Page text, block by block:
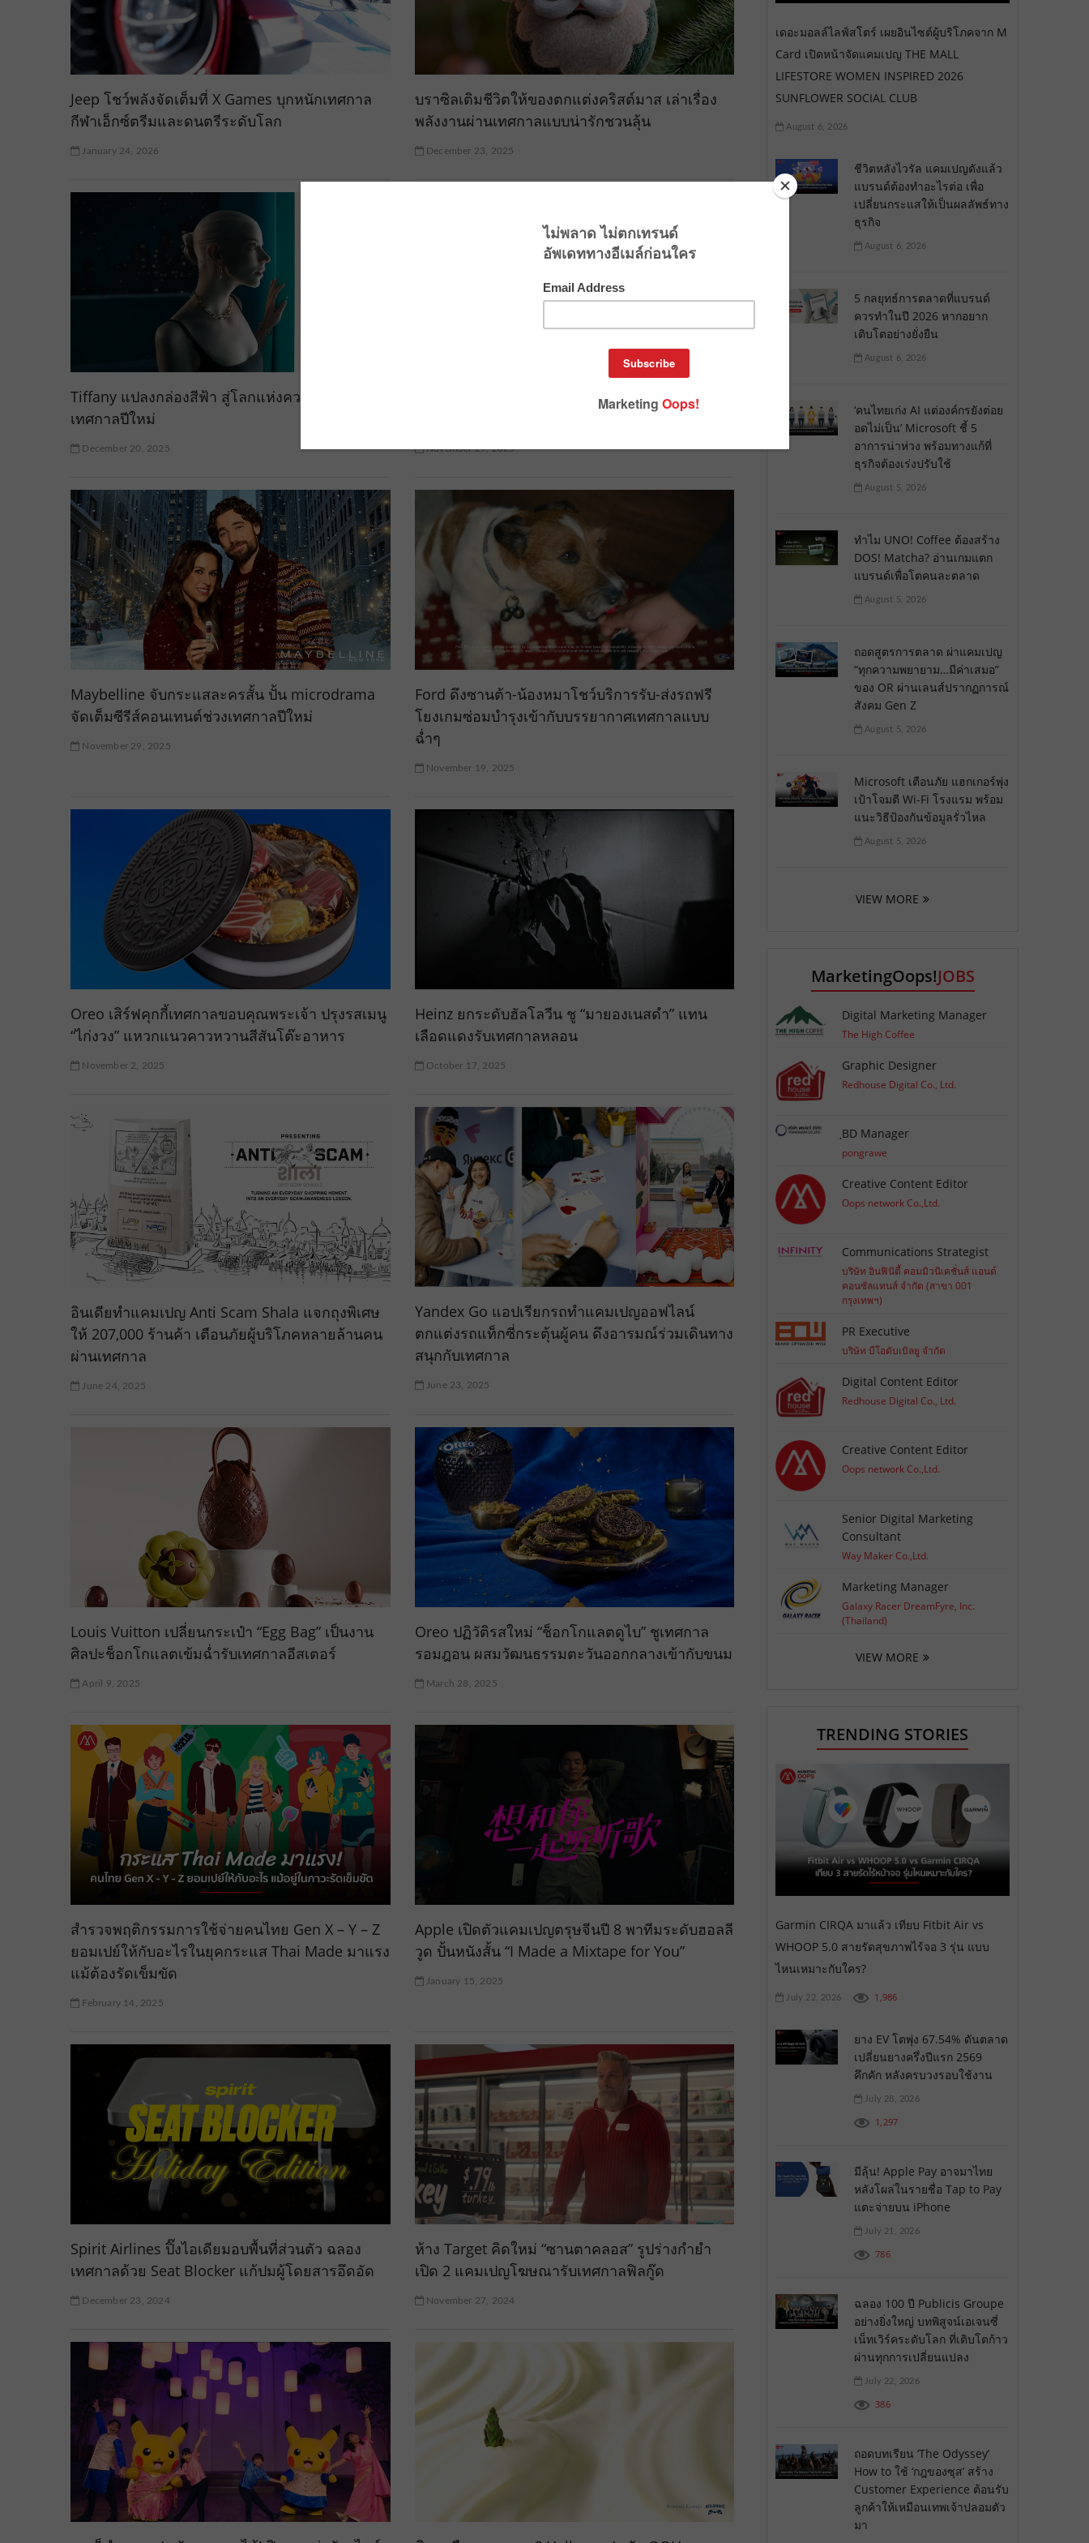
Jeep โชว์พลังจัดเต็มที่ X Games บุกหนักเทศกาล
กีฬาเอ็กซ์ตรีมและดนตรีระดับโลก
January 24, 2026
บราซิลเติมชีวิตให้ของตกแต่งคริสต์มาส เล่าเรื่อง
พลังงานผ่านเทศกาลแบบน่ารักชวนลุ้น
December 23, 2025
Tiffany แปลงกล่องสีฟ้า สู่โลกแห่งความรักใน
เทศกาลปีใหม่
December 20, 2025
Uber เปิดตัวโฆษณาเทศกาลปลายปีระดับประเทศ
November 29, 2025
Maybelline จับกระแสละครสั้น ปั้น microdrama
จัดเต็มซีรีส์คอนเทนต์ช่วงเทศกาลปีใหม่
November 29, 2025
Ford ดึงซานต้า-น้องหมาโชว์บริการรับ-ส่งรถฟรี
โยงเกมซ่อมบำรุงเข้ากับบรรยากาศเทศกาลแบบ
ฉ่ำๆ
November 19, 2025
Oreo เสิร์ฟคุกกี้เทศกาลขอบคุณพระเจ้า ปรุงรสเมนู
“ไก่งวง” แหวกแนวคาวหวานสีสันโต๊ะอาหาร
November 2, 2025
Heinz ยกระดับฮัลโลวีน ชู “มายองเนสดำ” แทน
เลือดแดงรับเทศกาลหลอน
October 17, 2025
อินเดียทำแคมเปญ Anti Scam Shala แจกถุงพิเศษ
ให้ 207,000 ร้านค้า เตือนภัยผู้บริโภคหลายล้านคน
ผ่านเทศกาล
June 24, 2025
Yandex Go แอปเรียกรถทำแคมเปญออฟไลน์
ตกแต่งรถแท็กซี่กระตุ้นผู้คน ดึงอารมณ์ร่วมเดินทาง
สนุกกับเทศกาล
June 23, 2025
Louis Vuitton เปลี่ยนกระเป๋า “Egg Bag” เป็นงาน
ศิลปะช็อกโกแลตเข้มฉ่ำรับเทศกาลอีสเตอร์
April 9, 2025
Oreo ปฏิวัติรสใหม่ “ช็อกโกแลตดูไบ” ชูเทศกาล
รอมฎอน ผสมวัฒนธรรมตะวันออกกลางเข้ากับขนม
March 28, 2025
สำรวจพฤติกรรมการใช้จ่ายคนไทย Gen X – Y – Z
ยอมเปย์ให้กับอะไรในยุคกระแส Thai Made มาแรง
แม้ต้องรัดเข็มขัด
February 14, 2025
Apple เปิดตัวแคมเปญตรุษจีนปี 8 พาทีมระดับฮอลลี
วูด ปั้นหนังสั้น “I Made a Mixtape for You”
January 15, 2025
Spirit Airlines ปิ๊งไอเดียมอบพื้นที่ส่วนตัว ฉลอง
เทศกาลด้วย Seat Blocker แก้ปมผู้โดยสารอึดอัด
December 23, 2024
ห้าง Target คิดใหม่ “ซานตาคลอส” รูปร่างกำยำ
เปิด 2 แคมเปญโฆษณารับเทศกาลฟิลกู๊ด
November 27, 2024
เดอะมอลล์ไลฟ์สโตร์ เผยอินไซต์ผู้บริโภคจาก M
Card เปิดหน้าจัดแคมเปญ THE MALL
LIFESTORE WOMEN INSPIRED 2026
SUNFLOWER SOCIAL CLUB
August 6, 2026
ชีวิตหลังไวรัล แคมเปญดังแล้ว
แบรนด์ต้องทำอะไรต่อ เพื่อ
เปลี่ยนกระแสให้เป็นผลลัพธ์ทาง
ธุรกิจ
August 6, 2026
5 กลยุทธ์การตลาดที่แบรนด์
ควรทำในปี 2026 หากอยาก
เติบโตอย่างยั่งยืน
August 6, 2026
‘คนไทยเก่ง AI แต่องค์กรยังต่อย
อดไม่เป็น’ Microsoft ชี้ 5
อาการน่าห่วง พร้อมทางแก้ที่
ธุรกิจต้องเร่งปรับใช้
August 5, 2026
ทำไม UNO! Coffee ต้องสร้าง
DOS! Matcha? อ่านเกมแตก
แบรนด์เพื่อโตคนละตลาด
August 5, 2026
ถอดสูตรการตลาด ผ่าแคมเปญ
“ทุกความพยายาม…มีค่าเสมอ”
ของ OR ผ่านเลนส์ปรากฏการณ์
สังคม Gen Z
August 5, 2026
Microsoft เตือนภัย แฮกเกอร์พุ่ง
เป้าโจมตี Wi-Fi โรงแรม พร้อม
แนะวิธีป้องกันข้อมูลรั่วไหล
August 5, 2026
VIEW MORE
MarketingOops!JOBS
Digital Marketing Manager
The High Coffee
Graphic Designer
Redhouse Digital Co., Ltd.
ฺBD Manager
pongrawe
Creative Content Editor
Oops network Co.,Ltd.
Communications Strategist
บริษัท อินฟินิตี้ คอมมิวนิเคชั่นส์ แอนด์
คอนซัลแทนส์ จำกัด (สาขา 001
กรุงเทพฯ)
PR Executive
บริษัท บีโอดับเบิลยู จำกัด
Digital Content Editor
Redhouse Digital Co., Ltd.
Creative Content Editor
Oops network Co.,Ltd.
Senior Digital Marketing
Consultant
Way Maker Co.,Ltd.
Marketing Manager
Galaxy Racer DreamFyre, Inc.
(Thailand)
VIEW MORE
TRENDING STORIES
Garmin CIRQA มาแล้ว เทียบ Fitbit Air vs
WHOOP 5.0 สายรัดสุขภาพไร้จอ 3 รุ่น แบบ
ไหนเหมาะกับใคร?
July 22, 2026 1,986
ยาง EV โตพุ่ง 67.54% ดันตลาด
เปลี่ยนยางครึ่งปีแรก 2569
คึกคัก หลังครบวงรอบใช้งาน
July 28, 2026
1,297
มีลุ้น! Apple Pay อาจมาไทย
หลังโผล่ในรายชื่อ Tap to Pay
แตะจ่ายบน iPhone
July 21, 2026
786
ฉลอง 100 ปี Publicis Groupe
อย่างยิ่งใหญ่ บทพิสูจน์เอเจนซี่
เน็ทเวิร์คระดับโลก ที่เติบโตก้าว
ผ่านทุกการเปลี่ยนแปลง
July 22, 2026
386
ถอดบทเรียน ‘The Odyssey’
How to ใช้ ‘กฎของซุส’ สร้าง
Customer Experience ต้อนรับ
ลูกค้าให้เหมือนเทพเจ้าปลอมตัว
มา